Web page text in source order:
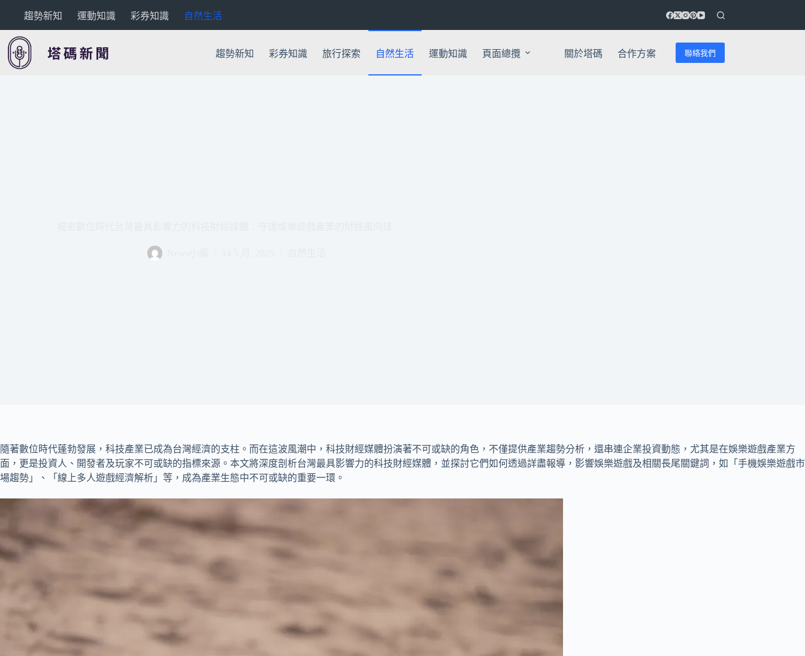
要
內
趨勢新知 運動知識 彩券知識 自然生活
趨勢新知 彩券知識 旅行探索 自然生活 運動知識 頁面總攬 關於塔碼 合作方案 聯絡我們
隨著數位時代蓬勃發展，科技產業已成為台灣經濟的支柱。而在這波風潮中，科技財經媒體扮演著不可或缺的角色，不僅提供產業趨勢分析，還串連企業投資動態，尤其是在娛樂遊戲產業方
面，更是投資人、開發者及玩家不可或缺的指標來源。本文將深度剖析台灣最具影響力的科技財經媒體，並探討它們如何透過詳盡報導，影響娛樂遊戲及相關長尾關鍵詞，如「手機娛樂遊戲市
場趨勢」、「線上多人遊戲經濟解析」等，成為產業生態中不可或缺的重要一環。